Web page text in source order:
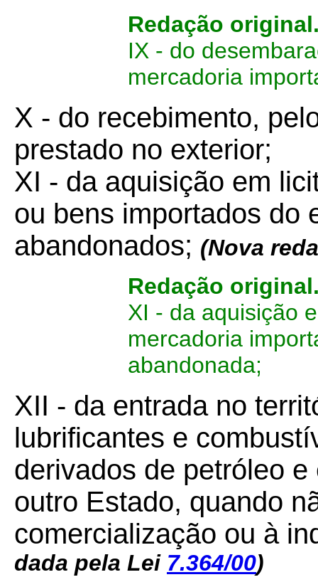
Redação
IX - do
mercadoria
X - do recebimento,
prestado no exterior;
XI - da aquisição em
ou bens importados do
abandonados; (Nova
Redação
XI - da aquisição
mercadoria
abandonada;
XII - da entrada no
lubrificantes e
derivados de petróleo
outro Estado, quando
comercialização ou à
dada pela Lei 7.364/00)